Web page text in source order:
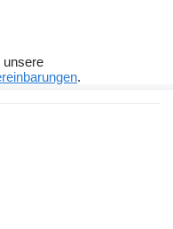
unsere
.